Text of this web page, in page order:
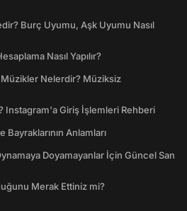
Burç Uyumu, Aşk Uyumu Nasıl
Nasıl Yapılır?
Müzikler Nelerdir? Müziksiz
Instagram'a Giriş İşlemleri Rehberi
Bayraklarının Anlamları
Doyamayanlar İçin Güncel San
Merak Ettiniz mi?